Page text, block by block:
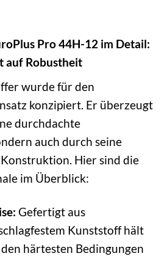
Pro 44H-12 im Detail:
Robustheit
wurde für den
konzipiert. Er überzeugt
durchdachte
auch durch seine
Hier sind die
im Überblick:
Gefertigt aus
Kunststoff hält
härtesten Bedingungen